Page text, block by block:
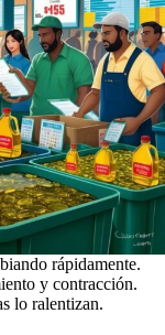
rápidamente.
y contracción.
lo ralentizan.